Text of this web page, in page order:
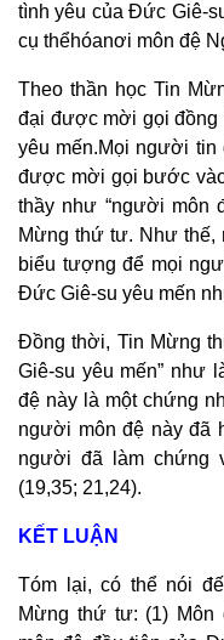
tình yêu của Đức Giê-
cụ thểhóanơi môn đệ
Theo thần học Tin
đại được mời gọi
yêu mến.Mọi người
được mời gọi bước
thầy như “người môn
Mừng thứ tư. Như thế,
biểu tượng để mọi
Đức Giê-su yêu mến
Đồng thời, Tin Mừng
Giê-su yêu mến” như
đệ này là một chứng
người môn đệ này đã
người đã làm chứng
(19,35; 21,24).
KẾT LUẬN
Tóm lại, có thể nói
Mừng thứ tư: (1) Môn